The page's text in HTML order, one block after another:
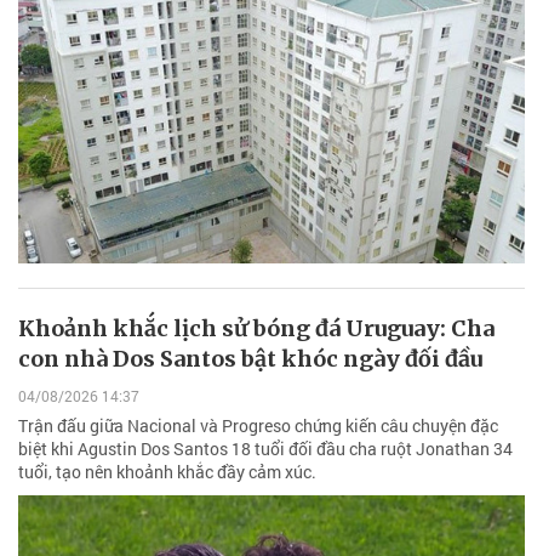
Khoảnh khắc lịch sử bóng đá Uruguay: Cha
con nhà Dos Santos bật khóc ngày đối đầu
04/08/2026 14:37
Trận đấu giữa Nacional và Progreso chứng kiến câu chuyện đặc
biệt khi Agustin Dos Santos 18 tuổi đối đầu cha ruột Jonathan 34
tuổi, tạo nên khoảnh khắc đầy cảm xúc.